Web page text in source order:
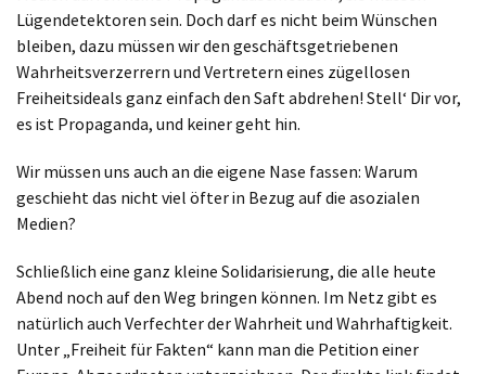
Lügendetektoren sein. Doch darf es nicht beim Wünschen
bleiben, dazu müssen wir den geschäftsgetriebenen
Wahrheitsverzerrern und Vertretern eines zügellosen
Freiheitsideals ganz einfach den Saft abdrehen! Stell‘ Dir vor,
es ist Propaganda, und keiner geht hin.
Wir müssen uns auch an die eigene Nase fassen: Warum
geschieht das nicht viel öfter in Bezug auf die asozialen
Medien?
Schließlich eine ganz kleine Solidarisierung, die alle heute
Abend noch auf den Weg bringen können. Im Netz gibt es
natürlich auch Verfechter der Wahrheit und Wahrhaftigkeit.
Unter „Freiheit für Fakten“ kann man die Petition einer